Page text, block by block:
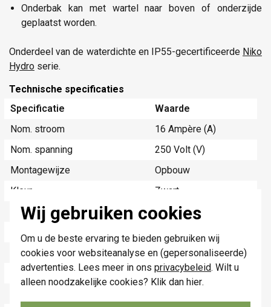
Wij gebruiken cookies
Om u de beste ervaring te bieden gebruiken wij
cookies voor websiteanalyse en (gepersonaliseerde)
advertenties. Lees meer in ons privacybeleid. Wilt u
alleen noodzakelijke cookies? Klik dan hier.
Onderbak kan met wartel naar boven of onderzijde
geplaatst worden.
Onderdeel van de waterdichte en IP55-gecertificeerde Niko
Hydro serie.
Technische specificaties
Specificatie
Waarde
Nom. stroom
16 Ampère (A)
Nom. spanning
250 Volt (V)
Montagewijze
Opbouw
Kleur
Zwart
Model
Randaarde (type F)
Halogeenvrij
Uitvoeringsvorm afdekking
Volle afdekplaat
Aantal eenheden
2